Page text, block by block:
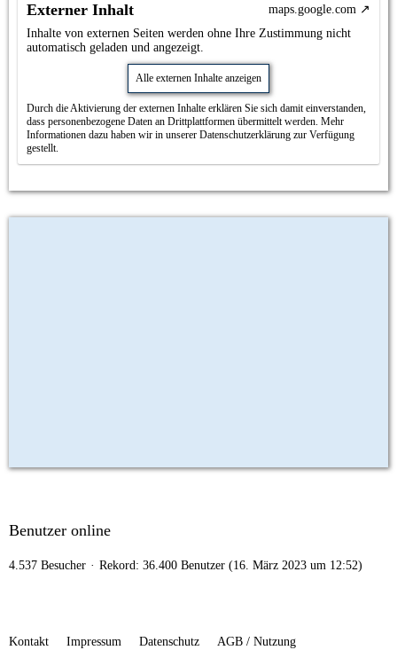
Externer Inhalt
maps.google.com
Inhalte von externen Seiten werden ohne Ihre Zustimmung nicht
automatisch geladen und angezeigt.
Alle externen Inhalte anzeigen
Durch die Aktivierung der externen Inhalte erklären Sie sich damit einverstanden,
dass personenbezogene Daten an Drittplattformen übermittelt werden. Mehr
Informationen dazu haben wir in unserer Datenschutzerklärung zur Verfügung
gestellt.
Benutzer online
4.537 Besucher Rekord: 36.400 Benutzer (16. März 2023 um 12:52)
Kontakt Impressum Datenschutz AGB / Nutzung